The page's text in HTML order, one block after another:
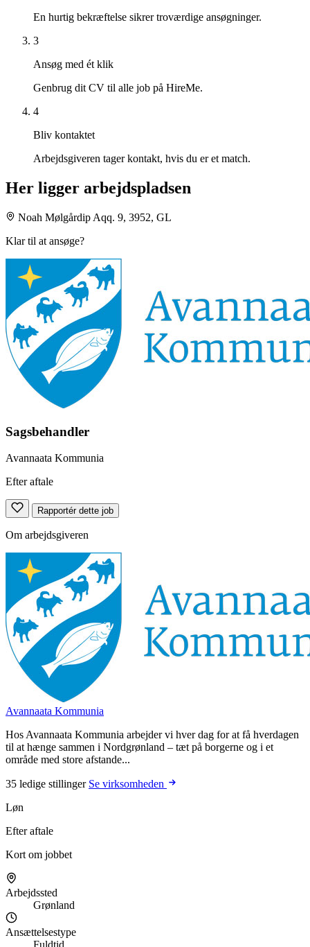
En hurtig bekræftelse sikrer troværdige ansøgninger.
3
Ansøg med ét klik
Genbrug dit CV til alle job på HireMe.
4
Bliv kontaktet
Arbejdsgiveren tager kontakt, hvis du er et match.
Her ligger arbejdspladsen
Noah Mølgårdip Aqq. 9, 3952, GL
Klar til at ansøge?
Sagsbehandler
Avannaata Kommunia
Efter aftale
Rapportér dette job
Om arbejdsgiveren
Avannaata Kommunia
Hos Avannaata Kommunia arbejder vi hver dag for at få hverdagen
til at hænge sammen i Nordgrønland – tæt på borgerne og i et
område med store afstande...
35 ledige stillinger Se virksomheden
Løn
Efter aftale
Kort om jobbet
Arbejdssted
Grønland
Ansættelsestype
Fuldtid